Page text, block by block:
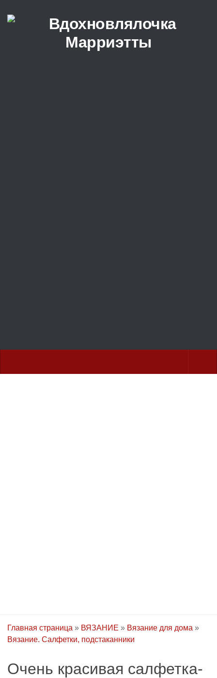
Перейти к содержимому
Главная страница » ВЯЗАНИЕ » Вязание для дома »
Вязание. Салфетки, подстаканники
Очень красивая салфетка-